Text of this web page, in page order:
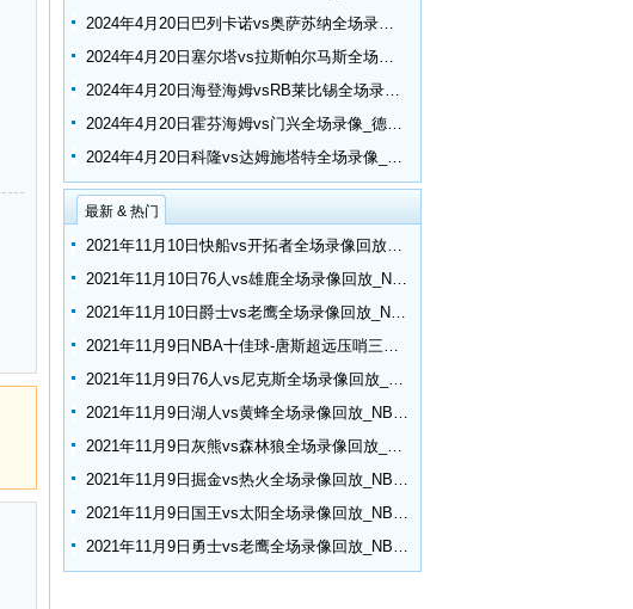
2024年4月20日巴列卡诺vs奥萨苏纳全场录像_西甲第32轮
2024年4月20日塞尔塔vs拉斯帕尔马斯全场录像_西甲第32轮
2024年4月20日海登海姆vsRB莱比锡全场录像_德甲第30轮
2024年4月20日霍芬海姆vs门兴全场录像_德甲第30轮
2024年4月20日科隆vs达姆施塔特全场录像_德甲第30轮
最新 & 热门
2021年11月10日快船vs开拓者全场录像回放_NBA常规赛
2021年11月10日76人vs雄鹿全场录像回放_NBA常规赛
2021年11月10日爵士vs老鹰全场录像回放_NBA常规赛
2021年11月9日NBA十佳球-唐斯超远压哨三分 小乔丹空接隔扣
2021年11月9日76人vs尼克斯全场录像回放_NBA常规赛
2021年11月9日湖人vs黄蜂全场录像回放_NBA常规赛
2021年11月9日灰熊vs森林狼全场录像回放_NBA常规赛
2021年11月9日掘金vs热火全场录像回放_NBA常规赛
2021年11月9日国王vs太阳全场录像回放_NBA常规赛
2021年11月9日勇士vs老鹰全场录像回放_NBA常规赛